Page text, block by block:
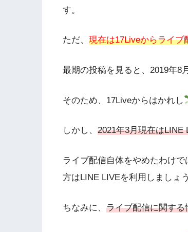
す。
ただ、 現在は17Liveからライブ
最期の投稿を見ると、2019年8
そのため、17Liveからはかれし
しかし、 2021年3月現在はLINE
ライブ配信自体をやめたわけで
方はLINE LIVEを利用しましょう
ちなみに、 ライブ配信に関す